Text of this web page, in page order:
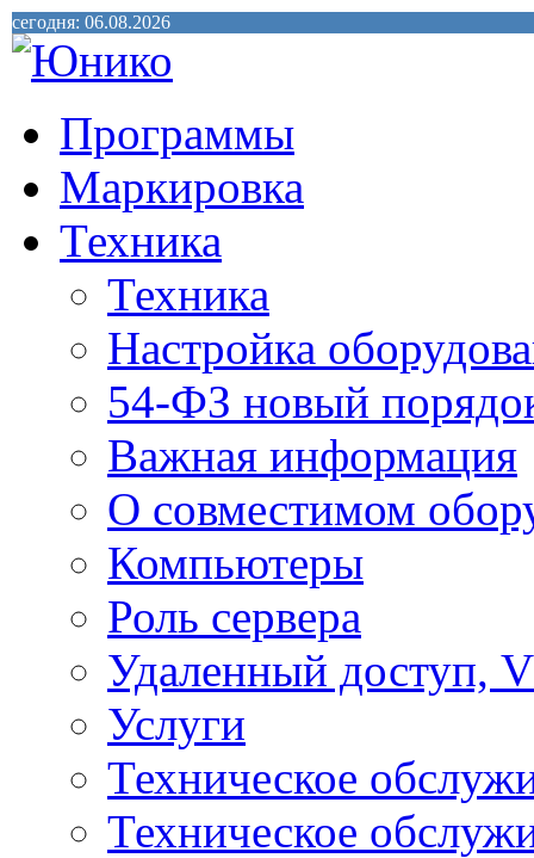
сегодня: 06.08.2026
Программы
Маркировка
Техника
Техника
Настройка
54-ФЗ новый
Важная информация
О совместимом
Компьютеры
Роль сервера
Удаленный доступ,
Услуги
Техническое
Техническое